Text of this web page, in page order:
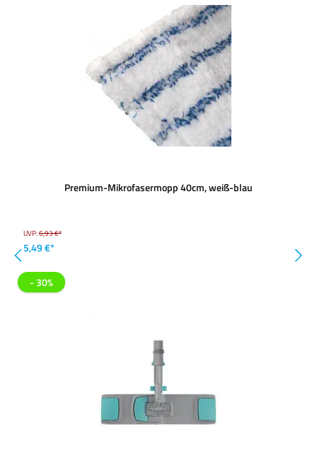
Premium-Mikrofasermopp 40cm, weiß-blau
UVP:6,93 €*
5,49 €*
- 30%